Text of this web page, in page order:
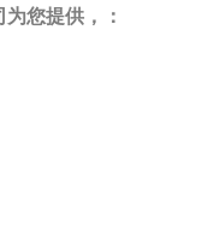
您提供，：